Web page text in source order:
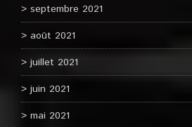
septembre 2021
août 2021
juillet 2021
juin 2021
mai 2021